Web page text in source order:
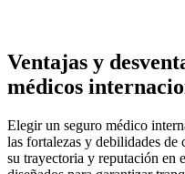
Ventajas y
médicos
Elegir un seguro médico
las fortalezas y debilidades
su trayectoria y reputación en